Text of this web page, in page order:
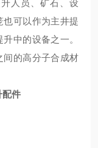
人员、矿石、设
可以作为主井提
中的设备之一。
间的高分子合成材
配件